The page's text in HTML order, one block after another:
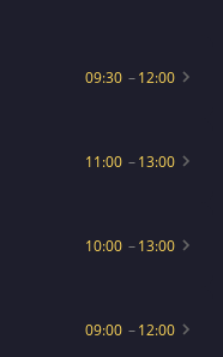
09:30 – 12:00
11:00 – 13:00
10:00 – 13:00
09:00 – 12:00